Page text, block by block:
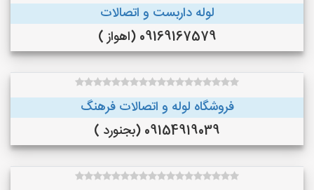
لوله داربست و اتصالات
09169167579 (اهواز )
فروشگاه لوله و اتصالات فرهنگ
09154919039 (بجنورد )